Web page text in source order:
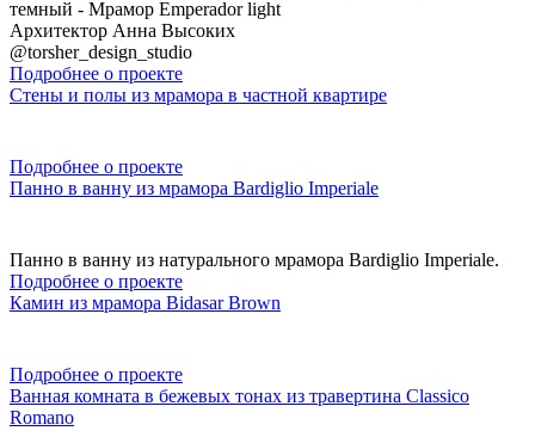
темный - Мрамор Emperador light
Архитектор Анна Высоких
@torsher_design_studio
Подробнее о проекте
Стены и полы из мрамора в частной квартире
Подробнее о проекте
Панно в ванну из мрамора Bardiglio Imperiale
Панно в ванну из натурального мрамора Bardiglio Imperiale.
Подробнее о проекте
Камин из мрамора Bidasar Brown
Подробнее о проекте
Ванная комната в бежевых тонах из травертина Classico
Romano